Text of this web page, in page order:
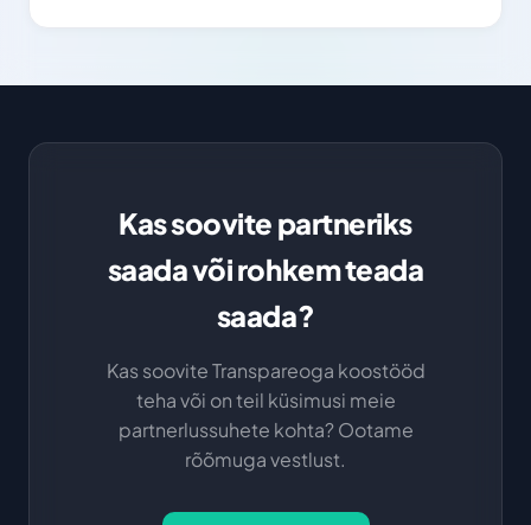
Kas soovite partneriks
saada või rohkem teada
saada?
Kas soovite Transpareoga koostööd
teha või on teil küsimusi meie
partnerlussuhete kohta? Ootame
rõõmuga vestlust.